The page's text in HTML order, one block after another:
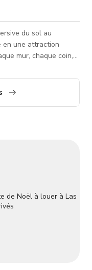
du sol au
en une attraction
mur, chaque coin,